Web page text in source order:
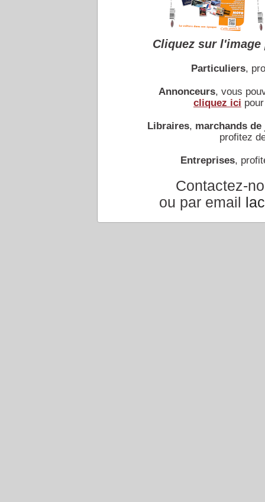
Cliquez sur
Particuliers,
Annonceurs, vous
cliquez ici
Libraires, marchands de
profitez
Entreprises,
Contactez-
ou par email